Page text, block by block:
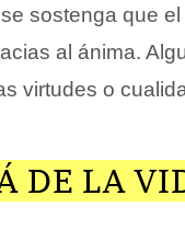
sostenga que
al ánima.
virtudes o
DE LA